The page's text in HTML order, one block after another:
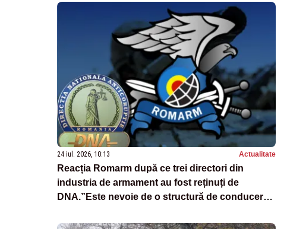
24 iul. 2026, 10:13 Actualitate
Reacția Romarm după ce trei directori din
industria de armament au fost reținuți de
DNA.”Este nevoie de o structură de conducere